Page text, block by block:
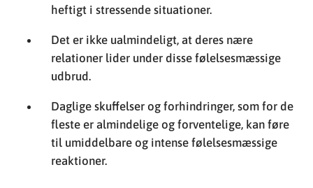
heftigt i stressende situationer.
Det er ikke ualmindeligt, at deres nære
relationer lider under disse følelsesmæssige
udbrud.
Daglige skuffelser og forhindringer, som for de
fleste er almindelige og forventelige, kan føre
til umiddelbare og intense følelsesmæssige
reaktioner.